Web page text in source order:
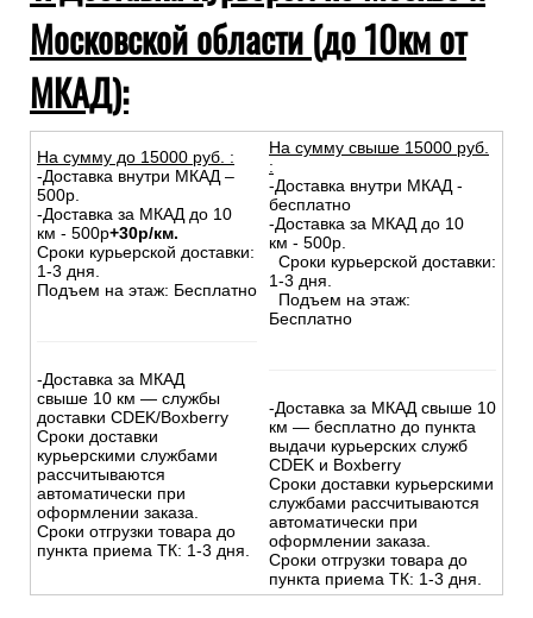
Московской области (до 10км от
МКАД):
На сумму до 15000 руб. :
-Доставка внутри МКАД –
500р.
-Доставка за МКАД до 10
км - 500р+30р/км.
Сроки курьерской доставки:
1-3 дня.
Подъем на этаж: Бесплатно
-Доставка за МКАД
свыше 10 км — службы
доставки CDEK/Boxberry
Сроки доставки
курьерскими службами
рассчитываются
автоматически при
оформлении заказа.
Сроки отгрузки товара до
пункта приема ТК: 1-3 дня.
На сумму свыше 15000 руб.
:
-Доставка внутри МКАД -
бесплатно
-Доставка за МКАД до 10
км - 500р.
Сроки курьерской доставки:
1-3 дня.
Подъем на этаж:
Бесплатно
-Доставка за МКАД свыше 10
км — бесплатно до пункта
выдачи курьерских служб
CDEK и Boxberry
Сроки доставки курьерскими
службами рассчитываются
автоматически при
оформлении заказа.
Сроки отгрузки товара до
пункта приема ТК: 1-3 дня.